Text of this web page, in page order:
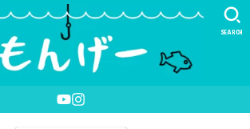
SEARCH